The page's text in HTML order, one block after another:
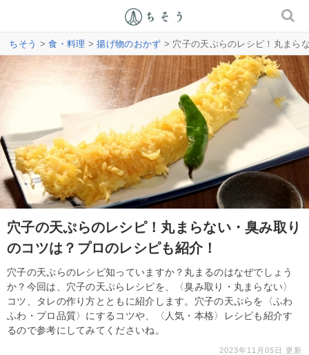
ちそう >食・料理 >揚げ物のおかず > 穴子の天ぷらのレシピ！丸まら
穴子の天ぷらのレシピ！丸まらない・臭み取り
のコツは？プロのレシピも紹介！
穴子の天ぷらのレシピ知っていますか？丸まるのはなぜでしょう
か？今回は、穴子の天ぷらレシピを、〈臭み取り・丸まらない〉
コツ、タレの作り方とともに紹介します。穴子の天ぷらを〈ふわ
ふわ・プロ品質〉にするコツや、〈人気・本格〉レシピも紹介す
るので参考にしてみてくださいね。
2023年11月05日 更新